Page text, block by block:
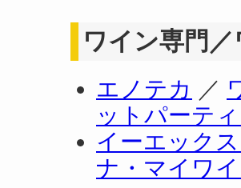
ワイン専門
エノテカ ／
ットパーテ
イーエック
ナ・マイワ